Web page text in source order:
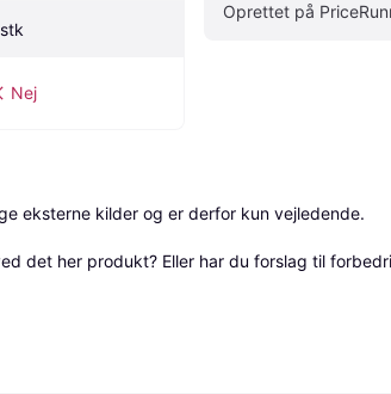
Nej
Oprettet på
eksterne kilder og er derfor kun vejledende.
det her produkt? Eller har du forslag til